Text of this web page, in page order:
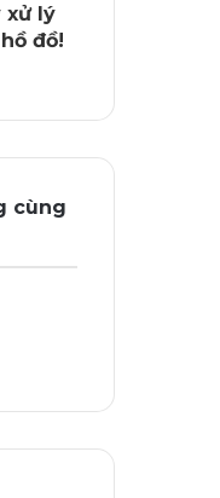
xử lý
đồ!
cùng